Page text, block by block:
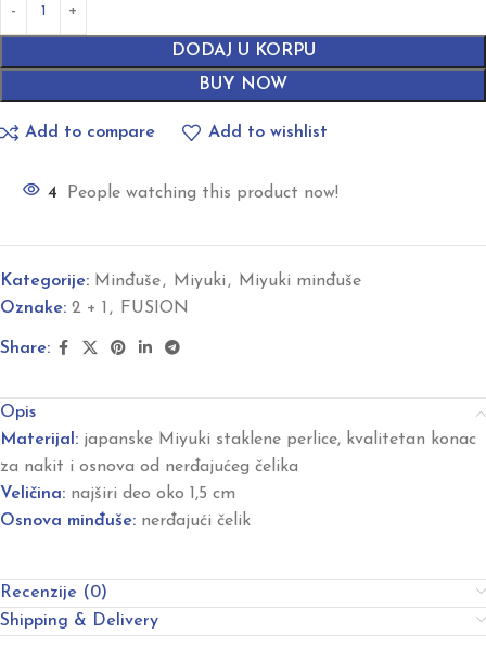
DODAJ U KORPU
BUY NOW
Add to compare Add to wishlist
4 People watching this product now!
Kategorije: Minđuše, Miyuki , Miyuki minđuše
Oznake: 2 + 1 , FUSION
Share:
Opis
Materijal: japanske Miyuki staklene perlice, kvalitetan konac
za nakit i osnova od nerđajućeg čelika
Veličina: najširi deo oko 1,5 cm
Osnova minđuše: nerđajući čelik
Recenzije (0)
Shipping & Delivery